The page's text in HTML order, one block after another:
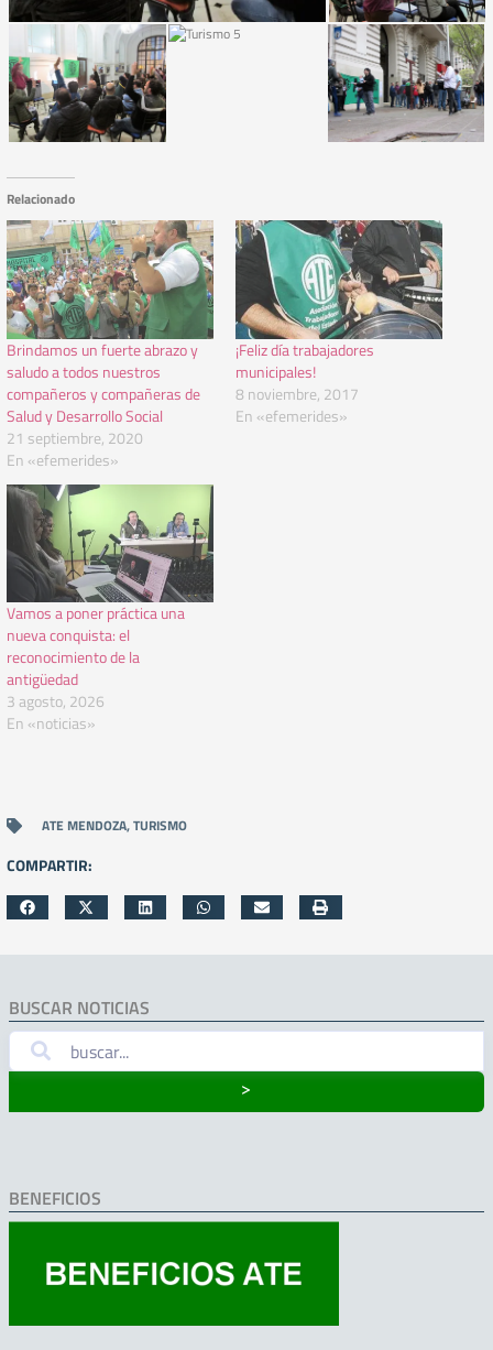
Relacionado
Brindamos un fuerte abrazo y
saludo a todos nuestros
compañeros y compañeras de
Salud y Desarrollo Social
21 septiembre, 2020
En «efemerides»
¡Feliz día trabajadores
municipales!
8 noviembre, 2017
En «efemerides»
Vamos a poner práctica una
nueva conquista: el
reconocimiento de la
antigüedad
3 agosto, 2026
En «noticias»
ATE MENDOZA,TURISMO
COMPARTIR:
BUSCAR NOTICIAS
˃
BENEFICIOS